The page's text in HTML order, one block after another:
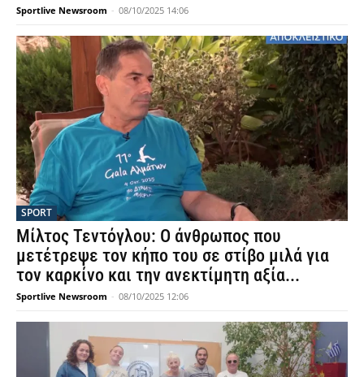
Sportlive Newsroom - 08/10/2025 14:06
SPORT
Μίλτος Τεντόγλου: Ο άνθρωπος που
μετέτρεψε τον κήπο του σε στίβο μιλά για
τον καρκίνο και την ανεκτίμητη αξία...
Sportlive Newsroom - 08/10/2025 12:06